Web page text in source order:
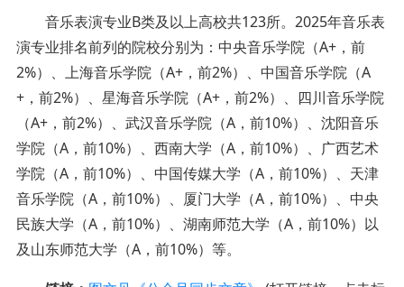
音乐表演专业B类及以上高校共123所。2025年音乐表
演专业排名前列的院校分别为：中央音乐学院（A+，前
2%）、上海音乐学院（A+，前2%）、中国音乐学院（A
+，前2%）、星海音乐学院（A+，前2%）、四川音乐学院
（A+，前2%）、武汉音乐学院（A，前10%）、沈阳音乐
学院（A，前10%）、西南大学（A，前10%）、广西艺术
学院（A，前10%）、中国传媒大学（A，前10%）、天津
音乐学院（A，前10%）、厦门大学（A，前10%）、中央
民族大学（A，前10%）、湖南师范大学（A，前10%）以
及山东师范大学（A，前10%）等。